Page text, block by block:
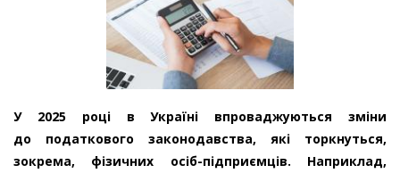
У 2025 році в Україні впроваджуються зміни
до податкового законодавства, які торкнуться,
зокрема, фізичних осіб-підприємців. Наприклад,